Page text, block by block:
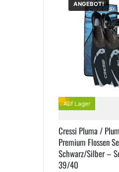
ANGEBOT!
Auf Lager
Cressi Pluma /
Premium Flossen
Schwarz/Silber –
39/40